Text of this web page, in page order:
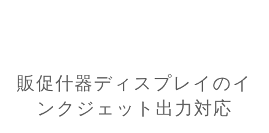
販促什器ディスプレイのイ
ンクジェット出力対応